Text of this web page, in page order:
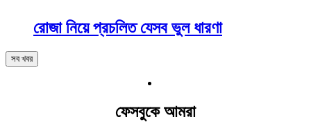
রোজা নিয়ে প্রচলিত যেসব ভুল ধারণা
সব খবর
ফেসবুকে আমরা